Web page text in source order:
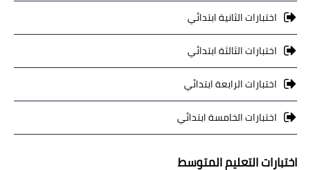
اختبارات الثانية ابتدائي
اختبارات الثالثة ابتدائي
اختبارات الرابعة ابتدائي
اختبارات الخامسة ابتدائي
اختبارات التعليم المتوسط